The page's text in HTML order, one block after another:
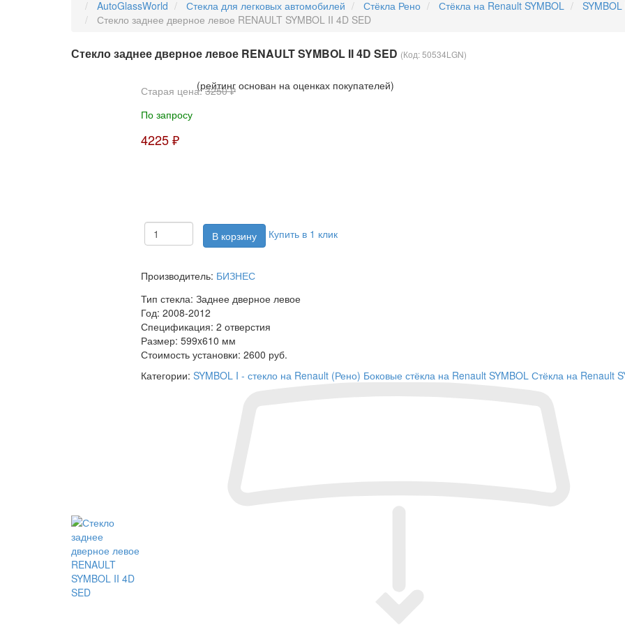
AutoGlassWorld Стекла для легковых автомобилей Стёкла Рено Стёкла на Renault SYMBOL
Стекло заднее дверное левое RENAULT SYMBOL II 4D SED
Стекло заднее дверное левое RENAULT SYMBOL II 4D SED (Код:50534LGN)
(рейтинг основан на оценках покупателей)
Старая цена:3250 ₽
По запросу
4225 ₽
Купить в 1 клик
Производитель: БИЗНЕС
Тип стекла: Заднее дверное левое
Год: 2008-2012
Спецификация: 2 отверстия
Размер: 599x610 мм
Стоимость установки: 2600 руб.
Категории: SYMBOL I - стекло на Renault (Рено) Боковые стёкла на Renault SYMBOL Стёкла на Renault